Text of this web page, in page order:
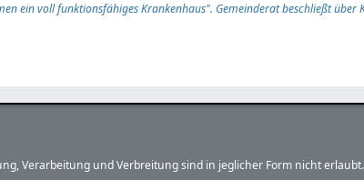
ein voll funktionsfähiges Krankenhaus". Gemeinderat beschließt über
Verarbeitung und Verbreitung sind in jeglicher Form nicht